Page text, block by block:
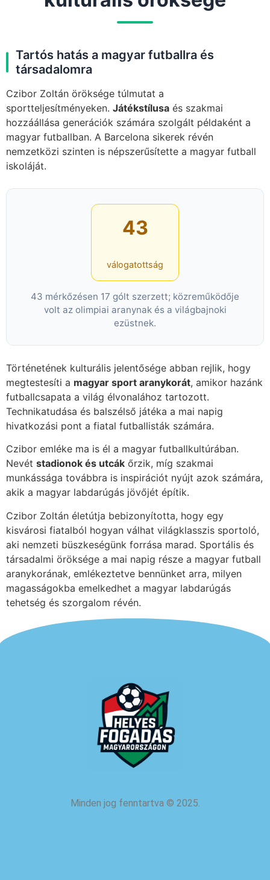
Tartós hatás a magyar futballra és
társadalomra
Czibor Zoltán öröksége túlmutat a
sportteljesítményeken. Játékstílusa és szakmai
hozzáállása generációk számára szolgált példaként a
magyar futballban. A Barcelona sikerek révén
nemzetközi szinten is népszerűsítette a magyar futball
iskoláját.
43
válogatottság
43 mérkőzésen 17 gólt szerzett; közreműködője
volt az olimpiai aranynak és a világbajnoki
ezüstnek.
Történetének kulturális jelentősége abban rejlik, hogy
megtestesíti a magyar sport aranykorát, amikor hazánk
futballcsapata a világ élvonalához tartozott.
Technikatudása és balszélső játéka a mai napig
hivatkozási pont a fiatal futballisták számára.
Czibor emléke ma is él a magyar futballkultúrában.
Nevét stadionok és utcák őrzik, míg szakmai
munkássága továbbra is inspirációt nyújt azok számára,
akik a magyar labdarúgás jövőjét építik.
Czibor Zoltán életútja bebizonyította, hogy egy
kisvárosi fiatalból hogyan válhat világklasszis sportoló,
aki nemzeti büszkeségünk forrása marad. Sportális és
társadalmi öröksége a mai napig része a magyar futball
aranykorának, emlékeztetve bennünket arra, milyen
magasságokba emelkedhet a magyar labdarúgás
tehetség és szorgalom révén.
Minden jog fenntartva © 2025.